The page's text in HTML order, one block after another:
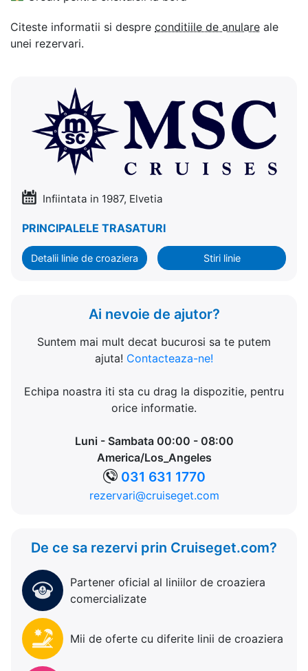
Citeste informatii si despre conditiile de anulare ale
unei rezervari.
Infiintata in 1987, Elvetia
PRINCIPALELE TRASATURI
Detalii linie de croaziera Stiri linie
Ai nevoie de ajutor?
Suntem mai mult decat bucurosi sa te putem
ajuta! Contacteaza-ne!
Echipa noastra iti sta cu drag la dispozitie, pentru
orice informatie.
Luni - Sambata 00:00 - 08:00
America/Los_Angeles
031 631 1770
rezervari@cruiseget.com
De ce sa rezervi prin Cruiseget.com?
Partener oficial al liniilor de croaziera
comercializate
Mii de oferte cu diferite linii de croaziera